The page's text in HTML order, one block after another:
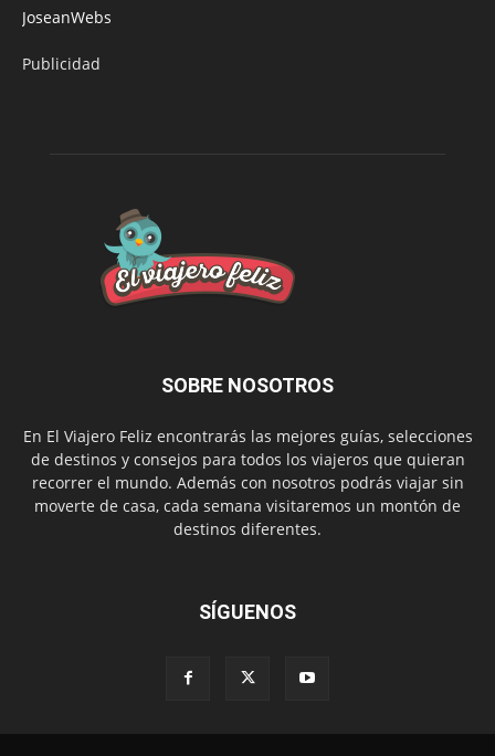
JoseanWebs
Publicidad
SOBRE NOSOTROS
En El Viajero Feliz encontrarás las mejores guías, selecciones
de destinos y consejos para todos los viajeros que quieran
recorrer el mundo. Además con nosotros podrás viajar sin
moverte de casa, cada semana visitaremos un montón de
destinos diferentes.
SÍGUENOS